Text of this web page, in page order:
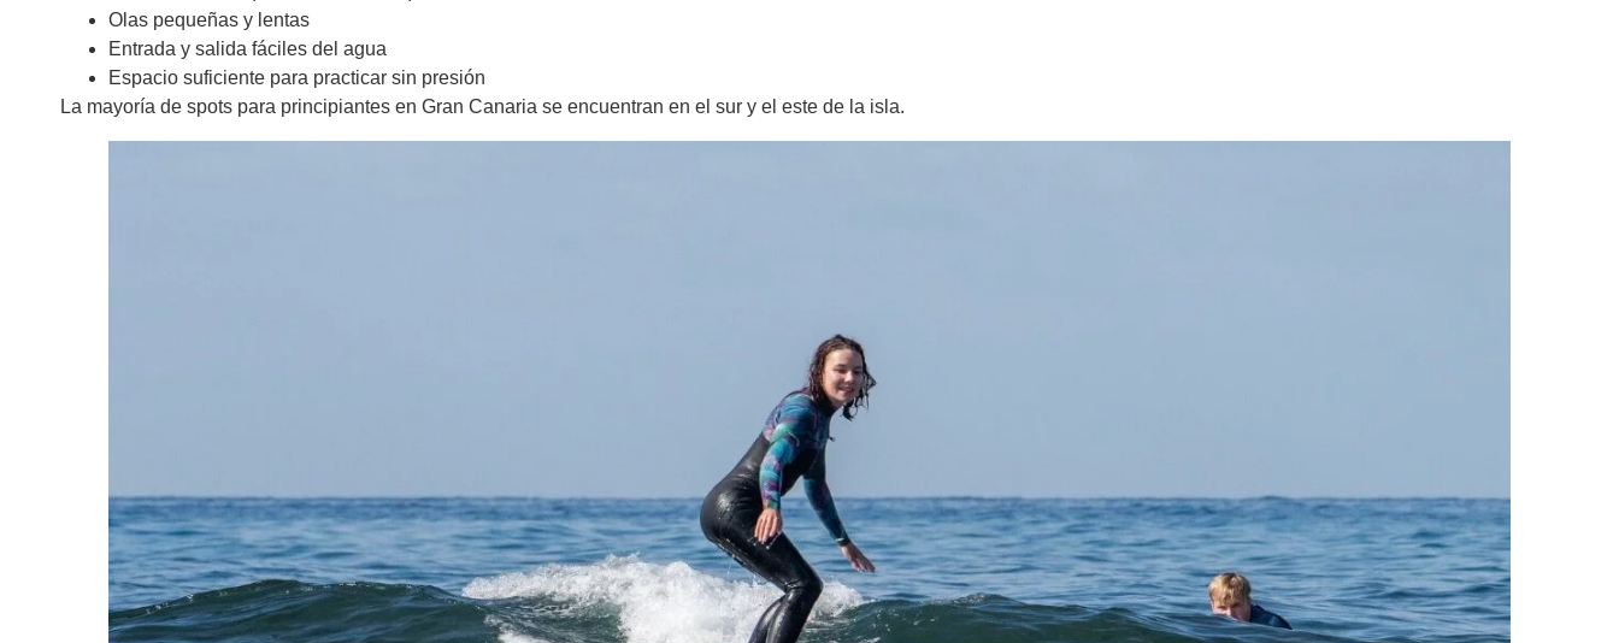
Olas pequeñas y lentas
Entrada y salida fáciles del agua
Espacio suficiente para practicar sin presión
La mayoría de spots para principiantes en Gran Canaria se encuentran en el sur y el este de la isla.